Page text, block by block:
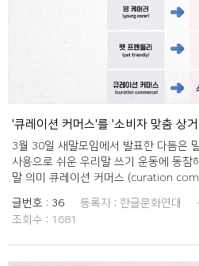
'큐레이션 커머스'를 '소비자 맞춤 상
3월 30일 새말모임에서 발표한 다듬은
사용으로 쉬운 우리말 쓰기 운동에 동참
말 의미 큐레이션 커머스 (curation
의 성향 등을 고려하여 직접 제품을 고르
거래. 영 케어러 (young carer) 가족 돌
을 겪는 가족을 돌보고 있는 청년. 펫 프
글번호 : 36 등록자 : 한글문화연대
조회수 : 1681